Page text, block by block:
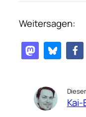
Weitersagen: